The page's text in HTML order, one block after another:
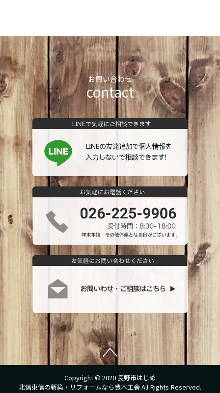
お問い合わせ
Copyright © 2020 長野市はじめ
北信東信の新築・リフォームなら豊木工舎 All Rights Reserved.